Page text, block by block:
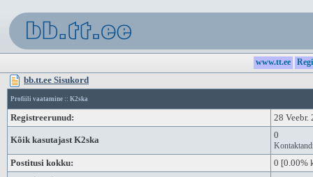
www.tt.ee
bb.tt.ee Sisukord
Profiili vaatamine :: K2ska
Registreerunud: 28 Veebr.
Kõik kasutajast K2ska 0
Postitusi kokku: 0 [0.00%